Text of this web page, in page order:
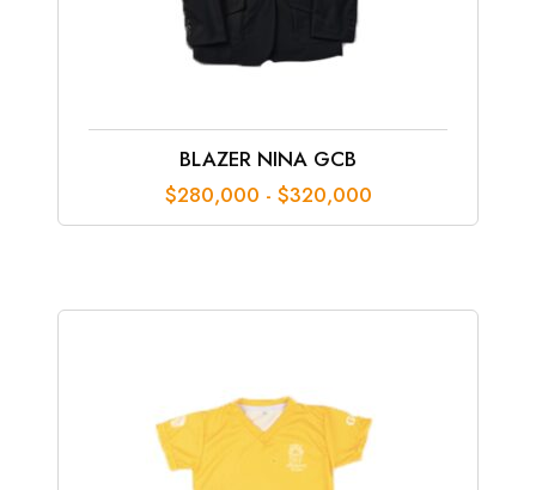
BLAZER NINA GCB
$280,000 - $320,000Rango
de
hasta